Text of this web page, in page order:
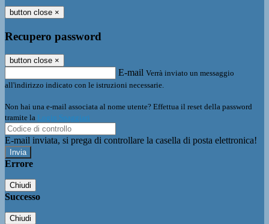
button close ×
Recupero password
button close ×
E-mail Verrà inviato un messaggio
all'indirizzo indicato con le istruzioni necessarie.
Non hai una e-mail associata al nome utente? Effettua il reset della password
tramite la Login Spaggiari
E-mail inviata, si prega di controllare la casella di posta elettronica!
Errore
Chiudi
Successo
Chiudi